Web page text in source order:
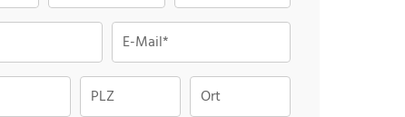
E-Mail*
PLZ Ort